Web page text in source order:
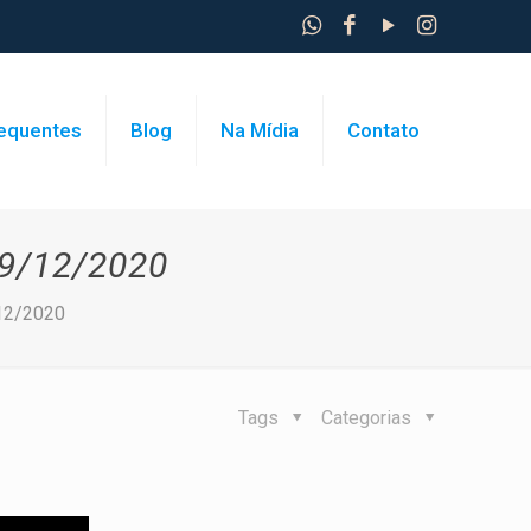
Blog Na Mídia Contato
12/2020
2020
Categorias
Tags